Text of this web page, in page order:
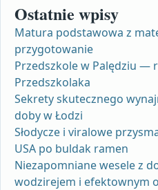
Ostatnie wpisy
Matura podstawowa z
przygotowanie
Przedszkole w Palędziu —
Przedszkolaka
Sekrety skutecznego
doby w Łodzi
Słodycze i viralowe
USA po buldak ramen
Niezapomniane wesele z
wodzirejem i efektownym